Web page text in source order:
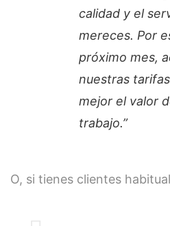
calidad y el
mereces. Por
próximo mes,
nuestras
mejor el valor
trabajo.”
O, si tienes clientes